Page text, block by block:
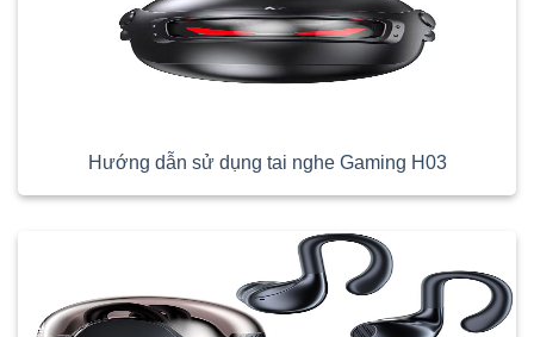
Hướng dẫn sử dụng tai nghe Gaming H03